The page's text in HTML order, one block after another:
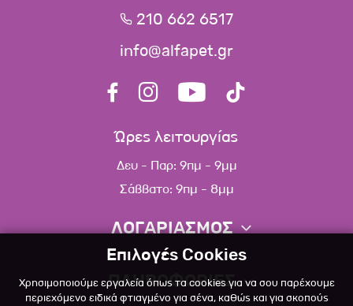
210 662 6517
info@alfapet.gr
Ώρες λειτουργίας
Δευ - Παρ: 9πμ - 9μμ
Σάββατο: 9πμ - 8μμ
ΛΟΓΑΡΙΑΣΜΟΣ
Πληροφορίες λογαριασμού
Λίστα αγαπημένων
ΠΛΗΡΟΦΟΡΙΕΣ
Επιλογές Cookies
Χρησιμοποιούμε εργαλεία όπως τα cookies για να σου παρέχουμε
περιεχόμενο ειδικά φτιαγμένο για σένα, καθώς και για σκοπούς